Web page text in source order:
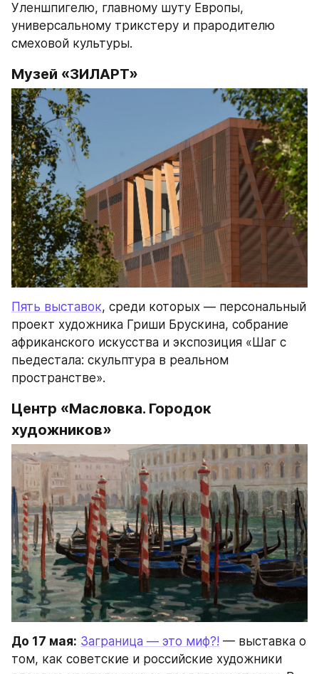
Уленшпигелю, главному шуту Европы,
универсальному трикстеру и прародителю
смеховой культуры.
Музей «ЗИЛАРТ»
Пять выставок, среди которых — персональный
проект художника Гриши Брускина, собрание
африканского искусства и экспозиция «Шаг с
пьедестала: скульптура в реальном
пространстве».
Центр «Масловка. Городок
художников»
До 17 мая: Заграница — это миф?! — выставка о
том, как советские и российские художники